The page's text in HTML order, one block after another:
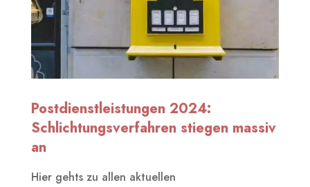
Postdienstleistungen 2024:
Schlichtungsverfahren stiegen massiv
an
Hier gehts zu allen aktuellen